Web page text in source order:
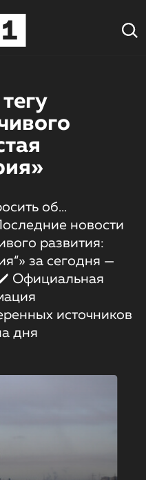
об...
новости
развития:
за сегодня —
Официальная
источников
дня